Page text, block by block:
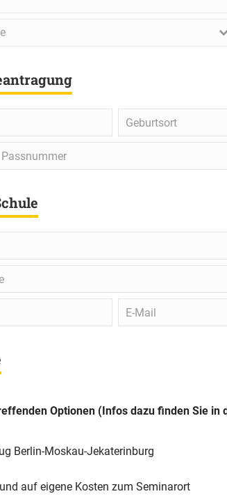
Geburtsort
Passnummer
E-
Mail
Optionen (Infos dazu finden Sie in
Berlin-Moskau-Jekaterinburg
auf eigene Kosten zum Seminarort